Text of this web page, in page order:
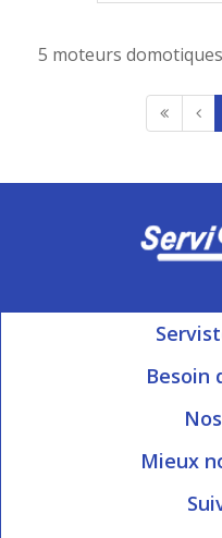
5 moteurs
Besoin
Ouvert du
Mieux
Qui